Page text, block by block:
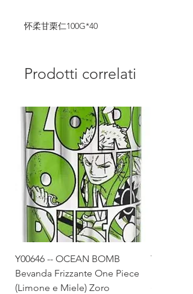
怀柔甘栗仁100G*40
Prodotti correlati
Y00646 -- OCEAN BOMB
Bevanda Frizzante One Piece
(Limone e Miele) Zoro
Y00645 --